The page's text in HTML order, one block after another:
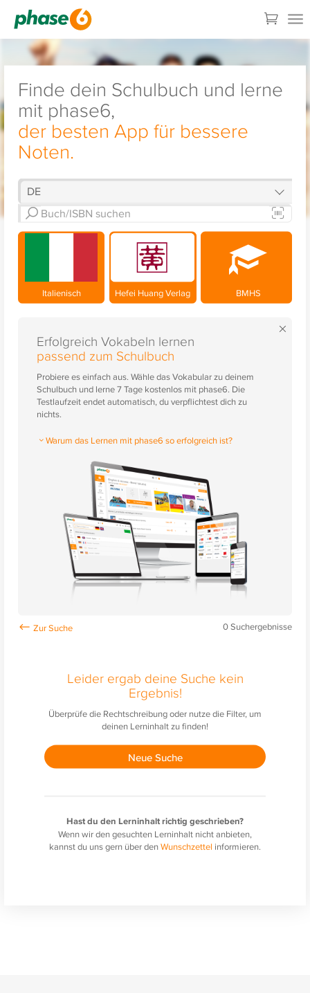
Finde dein Schulbuch und lerne
mit phase6,
der besten App für bessere
Noten.
Italienisch Hefei Huang Verlag BMHS
×
Erfolgreich Vokabeln lernen
passend zum Schulbuch
Probiere es einfach aus. Wähle das Vokabular zu deinem
Schulbuch und lerne 7 Tage kostenlos mit phase6. Die
Testlaufzeit endet automatisch, du verpflichtest dich zu
nichts.
Warum das Lernen mit phase6 so erfolgreich ist?
0Suchergebnisse
Leider ergab deine Suche kein
Ergebnis!
Überprüfe die Rechtschreibung oder nutze die Filter, um
deinen Lerninhalt zu finden!
Neue Suche
Hast du den Lerninhalt richtig geschrieben?
Wenn wir den gesuchten Lerninhalt nicht anbieten,
kannst du uns gern über denWunschzettel informieren.